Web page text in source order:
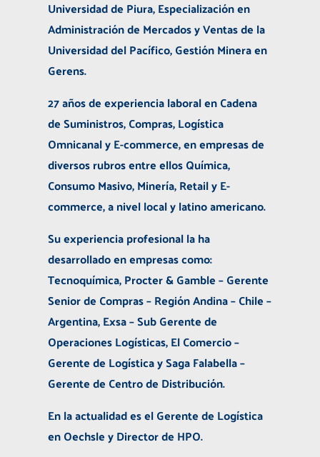
Universidad de Piura, Especialización en
Administración de Mercados y Ventas de la
Universidad del Pacífico, Gestión Minera en
Gerens.
27 años de experiencia laboral en Cadena
de Suministros, Compras, Logística
Omnicanal y E-commerce, en empresas de
diversos rubros entre ellos Química,
Consumo Masivo, Minería, Retail y E-
commerce, a nivel local y latino americano.
Su experiencia profesional la ha
desarrollado en empresas como:
Tecnoquímica, Procter & Gamble – Gerente
Senior de Compras – Región Andina – Chile –
Argentina, Exsa – Sub Gerente de
Operaciones Logísticas, El Comercio –
Gerente de Logística y Saga Falabella –
Gerente de Centro de Distribución.
En la actualidad es el Gerente de Logística
en Oechsle y Director de HPO.